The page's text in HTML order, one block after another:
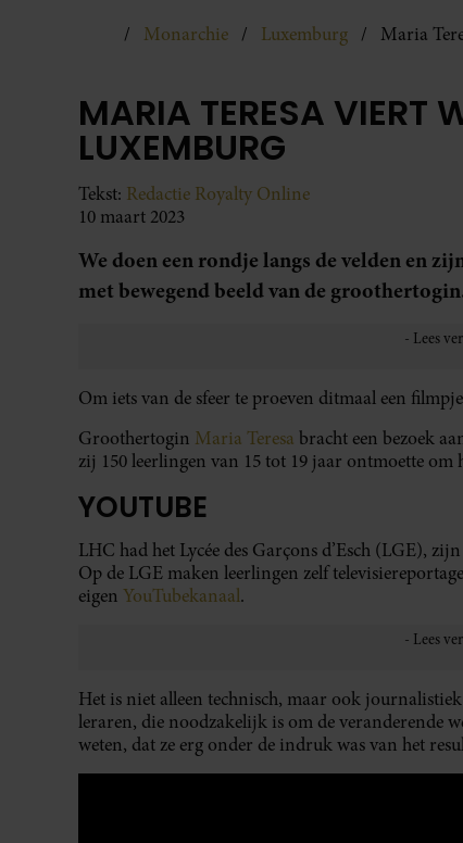
Monarchie Luxemburg Maria
MARIA TERESA VIERT
LUXEMBURG
Tekst: Redactie Royalty Online
10 maart 2023
We doen een rondje langs de velden en
met bewegend beeld van de
Om iets van de sfeer te proeven ditmaal een
Groothertogin Maria Teresa bracht een bezoek
zij 150 leerlingen van 15 tot 19 jaar ontmoette
YOUTUBE
LHC had het Lycée des Garçons d’Esch (LGE),
Op de LGE maken leerlingen zelf
eigen YouTubekanaal.
Het is niet alleen technisch, maar ook
leraren, die noodzakelijk is om de veranderende
weten, dat ze erg onder de indruk was van het